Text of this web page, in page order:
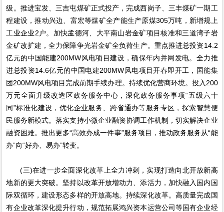
级。推进宝发、三吉屯煤矿正式投产，完成西岗子、三丰煤矿一期工
程建设，推动兴边、富宏等煤矿全产能生产原煤305万吨，新增规上
工业企业2户。加快孟德河、大平南山岩金矿项目核准和三道湾子岩
金矿改扩建，全力保障争光岩金矿全负荷生产。重点推进总投资14.2
亿元的中国能建200MW风电项目建设，确保年内并网发电。全力推
进总投资14.6亿元的中国电建200MW风电项目开春即开工，国能集
团200MW风电项目完成前期手续办理。持续优化营商环境。投入200
万元全面升级改造区政务服务中心，深化政务服务事项“五级六十
同”标准化建设，优化企业服务、跨省通办等服务专区，探索智慧便
民服务新模式。落实支持小微企业融资协调工作机制，切实解决企业
融资困难。推出更多“高效办成一件事”服务项目，推动政务服务从“能
办”向“好办、易办”转变。
(三)在进一步全面深化改革上全力冲刺，实现打造向北开放新高
地新的更大突破。坚持以改革开放增动力、添活力，加快融入国内国
际双循环，建设形态多样的开放高地。持续深化改革。高质量完成国
有企业改革深化提升行动，规范拓展鸿兴资本运营公司等国有企业经